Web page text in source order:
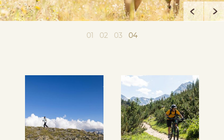
01 02 03 04